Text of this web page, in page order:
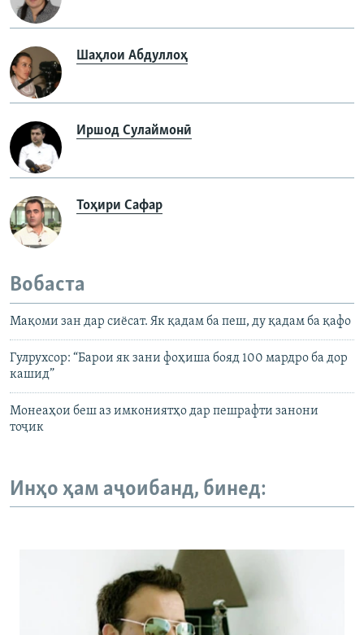
Шаҳлои Абдуллоҳ
Иршод Сулаймонӣ
Тоҳири Сафар
Вобаста
Мақоми зан дар сиёсат. Як қадам ба пеш, ду қадам ба қафо
Гулрухсор: “Барои як зани фоҳиша бояд 100 мардро ба дор
кашид”
Монеаҳои беш аз имкониятҳо дар пешрафти занони
тоҷик
Инҳо ҳам аҷоибанд, бинед: